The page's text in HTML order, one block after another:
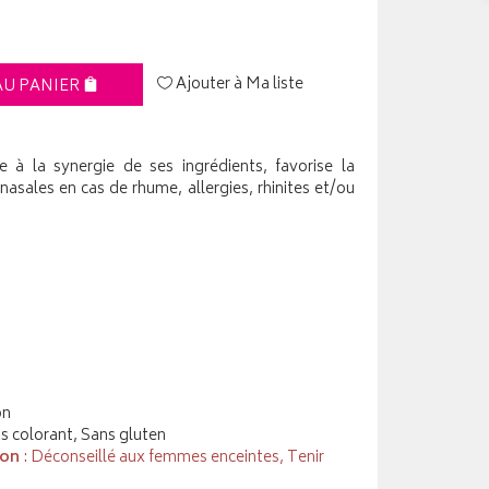
PANIER Ajouter à Ma liste
à la synergie de ses ingrédients, favorise la
en cas de rhume, allergies, rhinites et/ou
colorant, Sans gluten
: Déconseillé aux femmes enceintes, Tenir